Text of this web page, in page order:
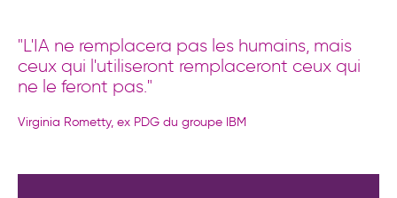
"L'IA ne remplacera pas les humains, mais
ceux qui l'utiliseront remplaceront ceux qui
ne le feront pas."
Virginia Rometty, ex PDG du groupe IBM